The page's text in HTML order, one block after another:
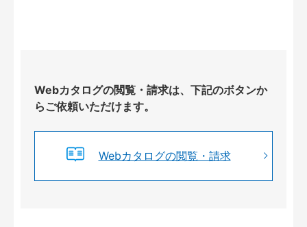
Webカタログの閲覧・請求は、下記のボタンか
らご依頼いただけます。
Webカタログの閲覧・請求